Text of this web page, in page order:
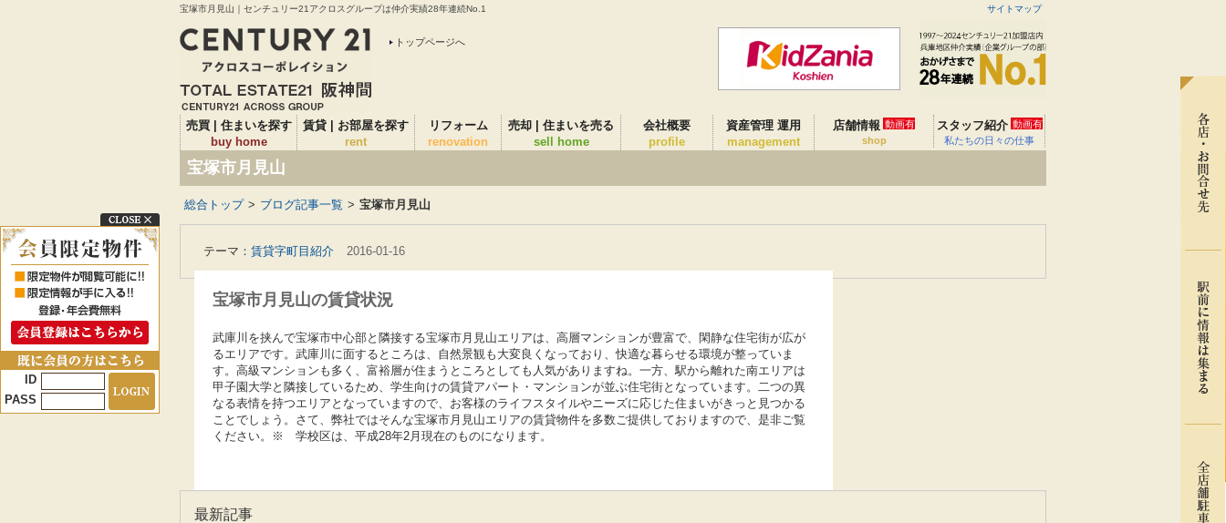
宝塚市月見山｜センチュリー21アクロスグループは仲介実績28年連続No.1 サイトマップ
トップページへ
売買 | 住まいを探す
buy home
賃貸 | お部屋を探す
rent
リフォーム
renovation
売却 | 住まいを売る
sell home
会社概要
profile
資産管理 運用
management
店舗情報 動画有
shop
スタッフ紹介 動画有
私たちの日々の仕事
宝塚市月見山
総合トップ > ブログ記事一覧 > 宝塚市月見山
テーマ： 賃貸字町目紹介 2016-01-16
宝塚市月見山の賃貸状況
武庫川を挟んで宝塚市中心部と隣接する宝塚市月見山エリアは、高層マンションが豊富で、閑静な住宅街が広が
るエリアです。武庫川に面するところは、自然景観も大変良くなっており、快適な暮らせる環境が整っていま
す。高級マンションも多く、富裕層が住まうところとしても人気がありますね。一方、駅から離れた南エリアは
甲子園大学と隣接しているため、学生向けの賃貸アパート・マンションが並ぶ住宅街となっています。二つの異
なる表情を持つエリアとなっていますので、お客様のライフスタイルやニーズに応じた住まいがきっと見つかる
ことでしょう。さて、弊社ではそんな宝塚市月見山エリアの賃貸物件を多数ご提供しておりますので、是非ご覧
ください。※ 学校区は、平成28年2月現在のものになります。
最新記事
ID
PASS